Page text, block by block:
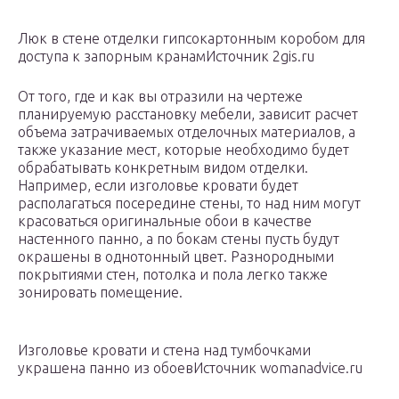
Люк в стене отделки гипсокартонным коробом для
доступа к запорным кранамИсточник 2gis.ru
От того, где и как вы отразили на чертеже
планируемую расстановку мебели, зависит расчет
объема затрачиваемых отделочных материалов, а
также указание мест, которые необходимо будет
обрабатывать конкретным видом отделки.
Например, если изголовье кровати будет
располагаться посередине стены, то над ним могут
красоваться оригинальные обои в качестве
настенного панно, а по бокам стены пусть будут
окрашены в однотонный цвет. Разнородными
покрытиями стен, потолка и пола легко также
зонировать помещение.
Изголовье кровати и стена над тумбочками
украшена панно из обоевИсточник womanadvice.ru